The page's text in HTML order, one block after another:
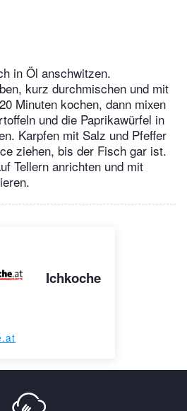
in Öl anschwitzen.
kurz durchmischen und mit
Minuten kochen, dann mixen
und die Paprikawürfel in
Karpfen mit Salz und Pfeffer
ziehen, bis der Fisch gar ist.
Tellern anrichten und mit
Ichkoche